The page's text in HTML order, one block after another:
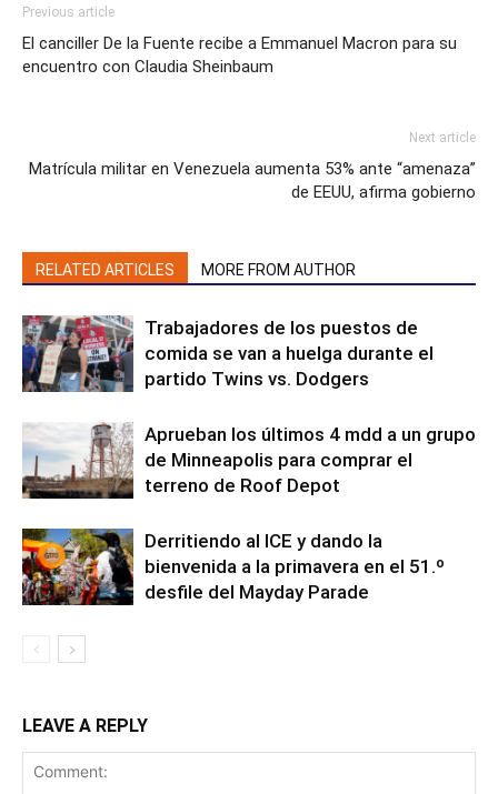
Previous article
El canciller De la Fuente recibe a Emmanuel Macron para su
encuentro con Claudia Sheinbaum
Next article
Matrícula militar en Venezuela aumenta 53% ante “amenaza”
de EEUU, afirma gobierno
RELATED ARTICLES MORE FROM AUTHOR
Trabajadores de los puestos de
comida se van a huelga durante el
partido Twins vs. Dodgers
Aprueban los últimos 4 mdd a un grupo
de Minneapolis para comprar el
terreno de Roof Depot
Derritiendo al ICE y dando la
bienvenida a la primavera en el 51.º
desfile del Mayday Parade
LEAVE A REPLY